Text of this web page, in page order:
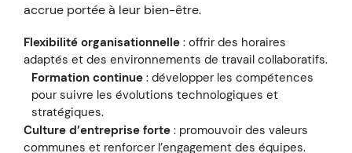
accrue portée à leur bien-être.
Flexibilité organisationnelle : offrir des horaires
adaptés et des environnements de travail collaboratifs.
Formation continue : développer les compétences
pour suivre les évolutions technologiques et
stratégiques.
Culture d’entreprise forte : promouvoir des valeurs
communes et renforcer l’engagement des équipes.